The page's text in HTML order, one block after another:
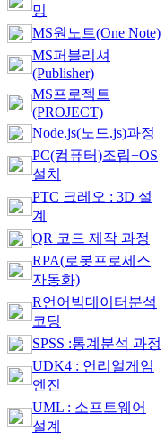
밍
MS원노트(One Note)
MS퍼블리셔
(Publisher)
MS프로젝트
(PROJECT)
Node.js(노드.js)과정
PC(컴퓨터)조립+OS
설치
PTC 크레오 : 3D 설
계
QR 코드 제작 과정
RPA(로봇프로세스
자동화)
R언어빅데이터분석
코딩
SPSS :통계분석 과정
UDK4 : 언리얼게임
엔진
UML : 소프트웨어
설계